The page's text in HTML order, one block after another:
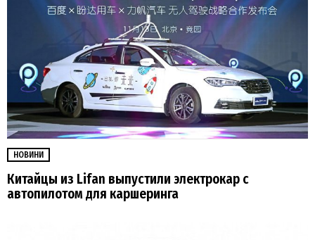
НОВИНИ
Китайцы из Lifan выпустили электрокар с
автопилотом для каршеринга